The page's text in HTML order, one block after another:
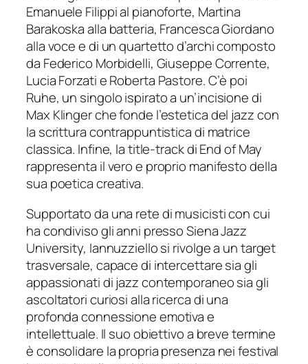
Emanuele Filippi al pianoforte, Martina
Barakoska alla batteria, Francesca Giordano
alla voce e di un quartetto d’archi composto
da Federico Morbidelli, Giuseppe Corrente,
Lucia Forzati e Roberta Pastore. C’è poi
Ruhe, un singolo ispirato a un’incisione di
Max Klinger che fonde l’estetica del jazz con
la scrittura contrappuntistica di matrice
classica. Infine, la title-track diEnd of May
rappresenta il vero e proprio manifesto della
sua poetica creativa.
Supportato da una rete di musicisti con cui
ha condiviso gli anni presso Siena Jazz
University, Iannuzziello si rivolge a un target
trasversale, capace di intercettare sia gli
appassionati di jazz contemporaneo sia gli
ascoltatori curiosi alla ricerca di una
profonda connessione emotiva e
intellettuale. Il suo obiettivo a breve termine
è consolidare la propria presenza nei festival